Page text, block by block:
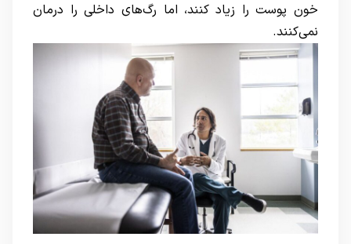
خون پوست را زیاد کنند، اما رگ‌های داخلی را درمان
نمی‌کنند.